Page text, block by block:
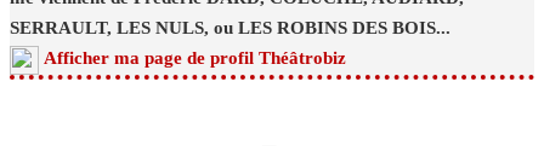
SERRAULT, LES NULS, ou LES ROBINS DES BOIS...
Afficher ma page de profil Théâtrobiz